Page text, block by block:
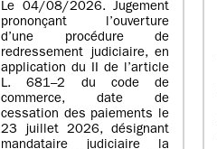
Le 04/08/2026. Jugement
prononçant l’ouverture
d’une procédure de
redressement judiciaire, en
application du II de l’article
L. 681–2 du code de
commerce, date de
cessation des paiements le
23 juillet 2026, désignant
mandataire judiciaire la